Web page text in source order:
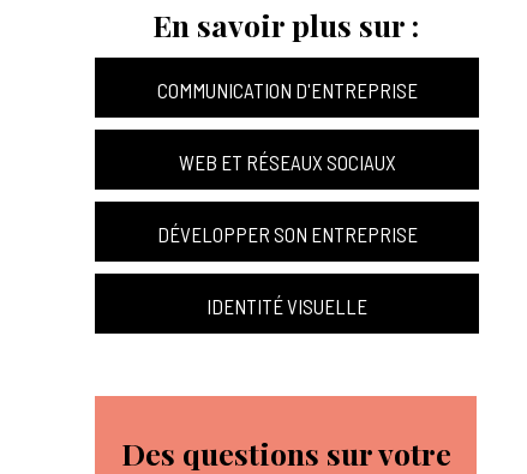
En savoir plus sur :
COMMUNICATION D'ENTREPRISE
WEB ET RÉSEAUX SOCIAUX
DÉVELOPPER SON ENTREPRISE
IDENTITÉ VISUELLE
Des questions sur votre